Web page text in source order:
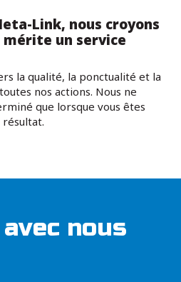
Link, nous croyons
un service
la qualité, la ponctualité et la
nos actions. Nous ne
que lorsque vous êtes
nous